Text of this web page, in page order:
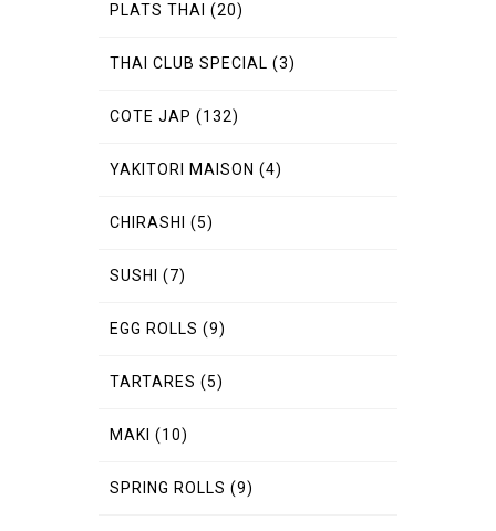
PLATS THAI (20)
THAI CLUB SPECIAL (3)
COTE JAP (132)
YAKITORI MAISON (4)
CHIRASHI (5)
SUSHI (7)
EGG ROLLS (9)
TARTARES (5)
MAKI (10)
SPRING ROLLS (9)